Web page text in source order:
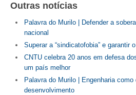
Outras notícias
Palavra do Murilo | Defender a
nacional
Superar a “sindicatofobia” e garantir
CNTU celebra 20 anos em defesa
um país melhor
Palavra do Murilo | Engenharia como
desenvolvimento